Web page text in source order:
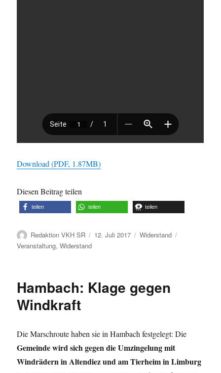
Download (PDF, 1.87MB)
Diesen Beitrag teilen
teilen teilen teilen
Autor
Redaktion VKH SR
Veröffentlicht
12. Juli 2017 Kategorien
Widerstand
Veranstaltung,Widerstand
Hambach: Klage gegen
Windkraft
Die Marschroute haben sie in Hambach festgelegt: Die
Gemeinde wird sich gegen die Umzingelung mit
Windrädern in Altendiez und am Tierheim in Limburg